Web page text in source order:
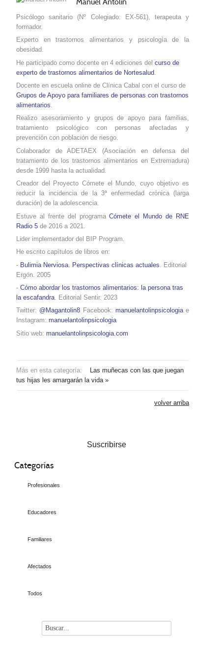
Manuel Antolín
Psicólogo sanitario (Nº Colegiado: EX-561), terapeuta y
formador.
Experto en trastornos alimentarios y psicología de la
obesidad.
He participado como docente en 4 ediciones del curso de
experto de trastornos alimentarios de Nortesalud
Docente en escuela online de Clínica Cabal con el curso de
Grupos de Apoyo para familiares de personas con trastornos
alimentarios
Realizo asesoramiento y grupos de apoyo para familias,
tratamiento psicológico con personas afectadas y
prevención con población de riesgo.
Colaborador de ADETAEX (Asociación en defensa del
tratamiento de los trastornos alimentarios en Extremadura)
desde 1999 hasta la actualidad.
Creador del Proyecto Cómete el Mundo, cuyo objetivo es
reducir la incidencia de la 3ª enfermedad crónica (larga
duración) de la adolescencia.
Estuve al frente del programaCómete el Mundo de RNE
Radio 5 de 2016 a 2021.
Lider implementador del BIP Program.
He escrito capítulos de libros en:
- Bulimia Nerviosa. Perspectivas clínicas actuales . Editorial
Ergón. 2005
- Cómo abordar los trastornos alimentarios: la persona tras
la escafandra. Editorial Sentir. 2023
Twitter: @Magantolin8 Facebook: manuelantolinpsicologia e
Instagram: manuelantolinpsicologia
Sitio web: manuelantolinpsicologia.com
Más en esta categoría:
Las muñecas con las que juegan
tus hijas les amargarán la vida »
volver arriba
Suscribirse
Categorías
Profesionales
Educadores
Familiares
Afectados
Todos